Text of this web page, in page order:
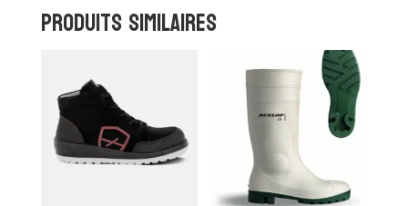
Produits similaires